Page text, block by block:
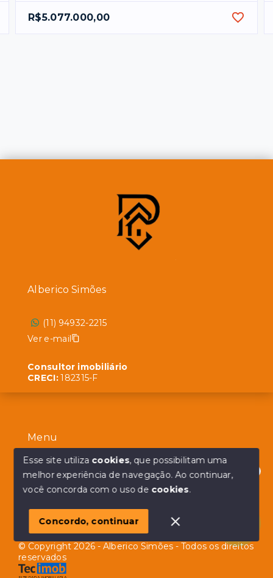
R$5.077.000,00
Olá! em posso ajudar?
Menu
Início
Sobre
© Copyright 2026 - Alberico Simões - Todos os direitos
reservados
Alberico Simões
(11) 94932-2215
Ver e-mail
Consultor imobiliário
CRECI:182315-F
Esse site utiliza cookies, que possibilitam uma
melhor experiência de navegação.Ao continuar,
você concorda com o uso de cookies.
Concordo, continuar